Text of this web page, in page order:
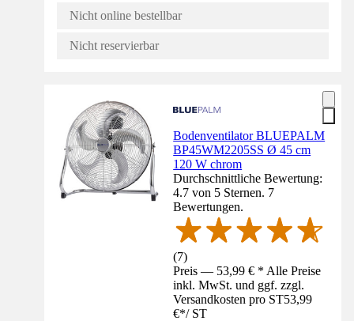
Nicht online bestellbar
Nicht reservierbar
Bodenventilator BLUEPALM
BP45WM2205SS Ø 45 cm
120 W chrom
Durchschnittliche Bewertung:
4.7 von 5 Sternen. 7
Bewertungen.
(7)
Preis — 53,99 € * Alle Preise
inkl. MwSt. und ggf. zzgl.
Versandkosten pro ST53,99
€*/ ST